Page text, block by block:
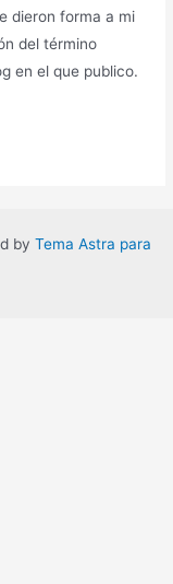
dieron forma a mi
del término
en el que publico.
by Tema Astra para